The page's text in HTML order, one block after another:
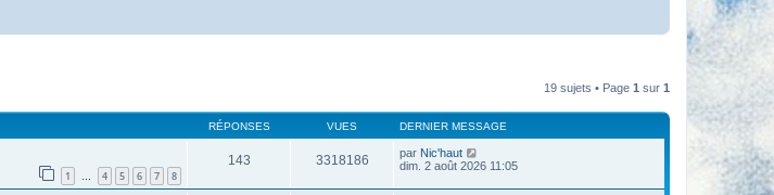
19 sujets • Page 1 sur 1
RÉPONSES VUES DERNIER MESSAGE
1 4 5 6 7 8
143 3318186 par Nic'haut
dim. 2 août 2026 11:05